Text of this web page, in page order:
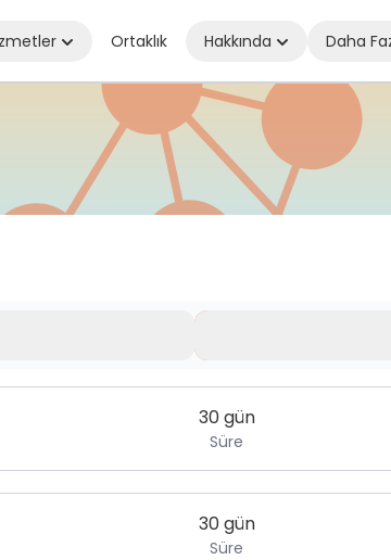
Ortaklık Hakkında Daha
olun bağlantıda kalın
30 gün
Süre
30 gün
Süre